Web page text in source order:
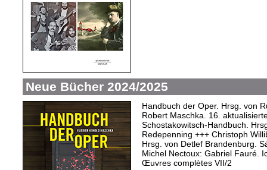
Neue Bücher 2024/2025
Handbuch der Oper. Hrsg. von
Robert Maschka. 16.
Schostakowitsch-Handbuch.
Redepenning +++ Christoph
Hrsg. von Detlef Brandenburg.
Michel Nectoux: Gabriel Fauré.
Œuvres complètes VII/2